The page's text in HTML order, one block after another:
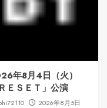
年8月4日（火）
ＲＥＳＥＴ」公演
2026年8月5日